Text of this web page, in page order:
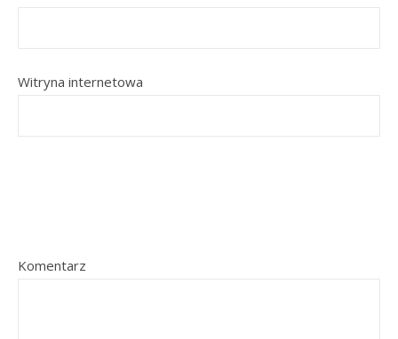
Witryna internetowa
Komentarz